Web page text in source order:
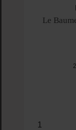
Le
Produkt